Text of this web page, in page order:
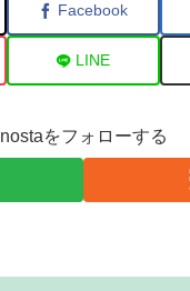
Facebook
LINE
nostaをフォローする